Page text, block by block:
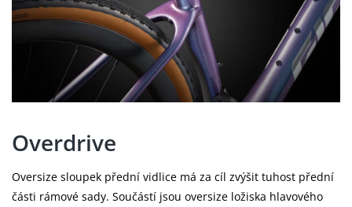
Overdrive
Oversize sloupek přední vidlice má za cíl zvýšit tuhost přední
části rámové sady. Součástí jsou oversize ložiska hlavového